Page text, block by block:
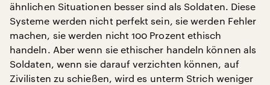
ähnlichen Situationen besser sind als Soldaten. Diese
Systeme werden nicht perfekt sein, sie werden Fehler
machen, sie werden nicht 100 Prozent ethisch
handeln. Aber wenn sie ethischer handeln können als
Soldaten, wenn sie darauf verzichten können, auf
Zivilisten zu schießen, wird es unterm Strich weniger